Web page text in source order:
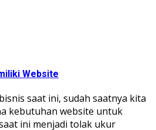
Website
saat ini, sudah saatnya kita
kebutuhan website untuk
ini menjadi tolak ukur